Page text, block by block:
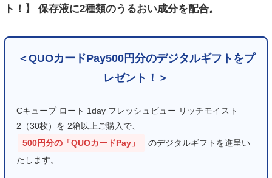
ト！】 保存液に2種類のうるおい成分を配合。
＜QUOカードPay500円分のデジタルギフトをプ
レゼント！＞
Cキューブ ロート 1day フレッシュビュー リッチモイスト
2（30枚）を 2箱以上ご購入で、
500円分の「QUOカードPay」
のデジタルギフトを進呈い
たします。